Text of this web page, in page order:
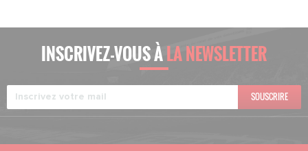
INSCRIVEZ-VOUS ÀLA NEWSLETTER
SOUSCRIRE